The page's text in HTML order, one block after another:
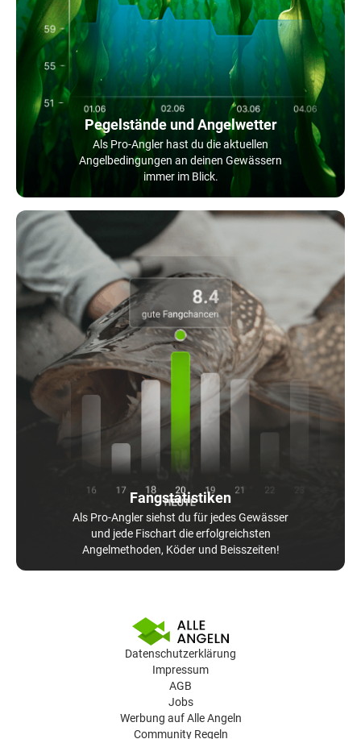
Pegelstände und Angelwetter
Als Pro-Angler hast du die aktuellen
Angelbedingungen an deinen Gewässern
immer im Blick.
Fangstatistiken
Als Pro-Angler siehst du für jedes Gewässer
und jede Fischart die erfolgreichsten
Angelmethoden, Köder und Beisszeiten!
Datenschutzerklärung
Impressum
AGB
Jobs
Werbung auf Alle Angeln
Community Regeln